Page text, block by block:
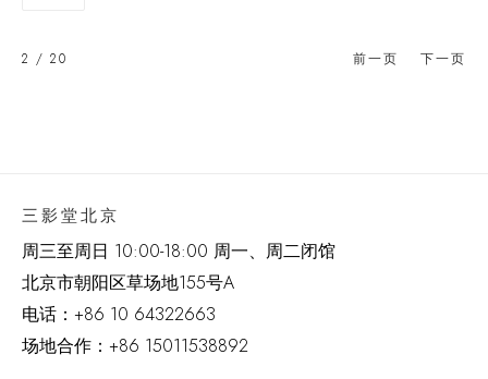
前一页 下一页
2 / 20
三影堂北京
周三至周日 10:00-18:00 周一、周二闭馆
北京市朝阳区草场地155号A
电话： +86 10 64322663
场地合作：+86 15011538892